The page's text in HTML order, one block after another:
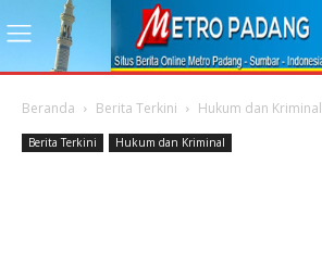
Beranda Berita Terkini Hukum dan Kriminal
Berita Terkini Hukum dan Kriminal